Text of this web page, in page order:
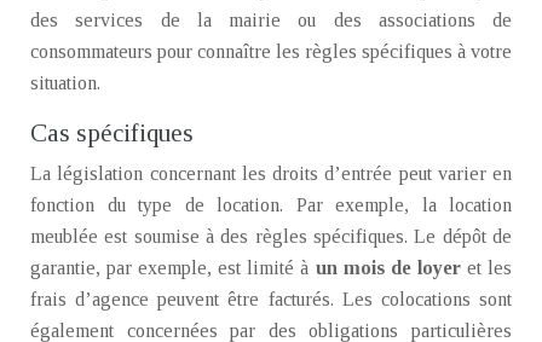
des services de la mairie ou des associations de
consommateurs pour connaître les règles spécifiques à votre
situation.
Cas spécifiques
La législation concernant les droits d’entrée peut varier en
fonction du type de location. Par exemple, la location
meublée est soumise à des règles spécifiques. Le dépôt de
garantie, par exemple, est limité à un mois de loyer et les
frais d’agence peuvent être facturés. Les colocations sont
également concernées par des obligations particulières